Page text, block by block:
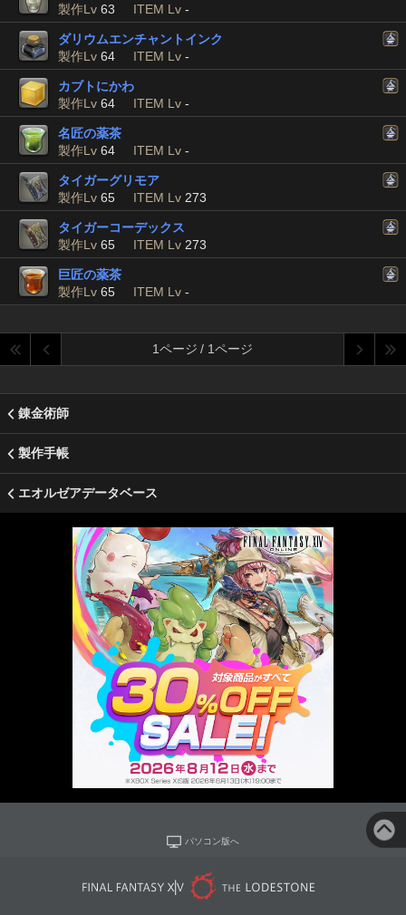
製作Lv 63 ITEM Lv -
ダリウムエンチャントインク
製作Lv 64 ITEM Lv -
カブトにかわ
製作Lv 64 ITEM Lv -
名匠の薬茶
製作Lv 64 ITEM Lv -
タイガーグリモア
製作Lv 65 ITEM Lv 273
タイガーコーデックス
製作Lv 65 ITEM Lv 273
巨匠の薬茶
製作Lv 65 ITEM Lv -
1ページ / 1ページ
錬金術師
製作手帳
エオルゼアデータベース
パソコン版へ